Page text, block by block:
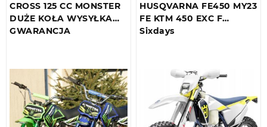
CROSS 125 CC MONSTER
DUŻE KOŁA WYSYŁKA
GWARANCJA
HUSQVARNA FE450 MY23
FE KTM 450 EXC F
Sixdays